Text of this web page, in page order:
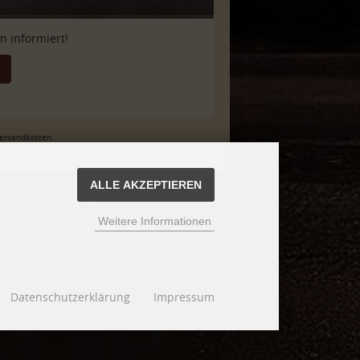
informiert!
KONTAKT
COOKIE EINSTELLUNGEN
ALLE AKZEPTIEREN
Weitere Informationen
Datenschutzerklärung Impressum